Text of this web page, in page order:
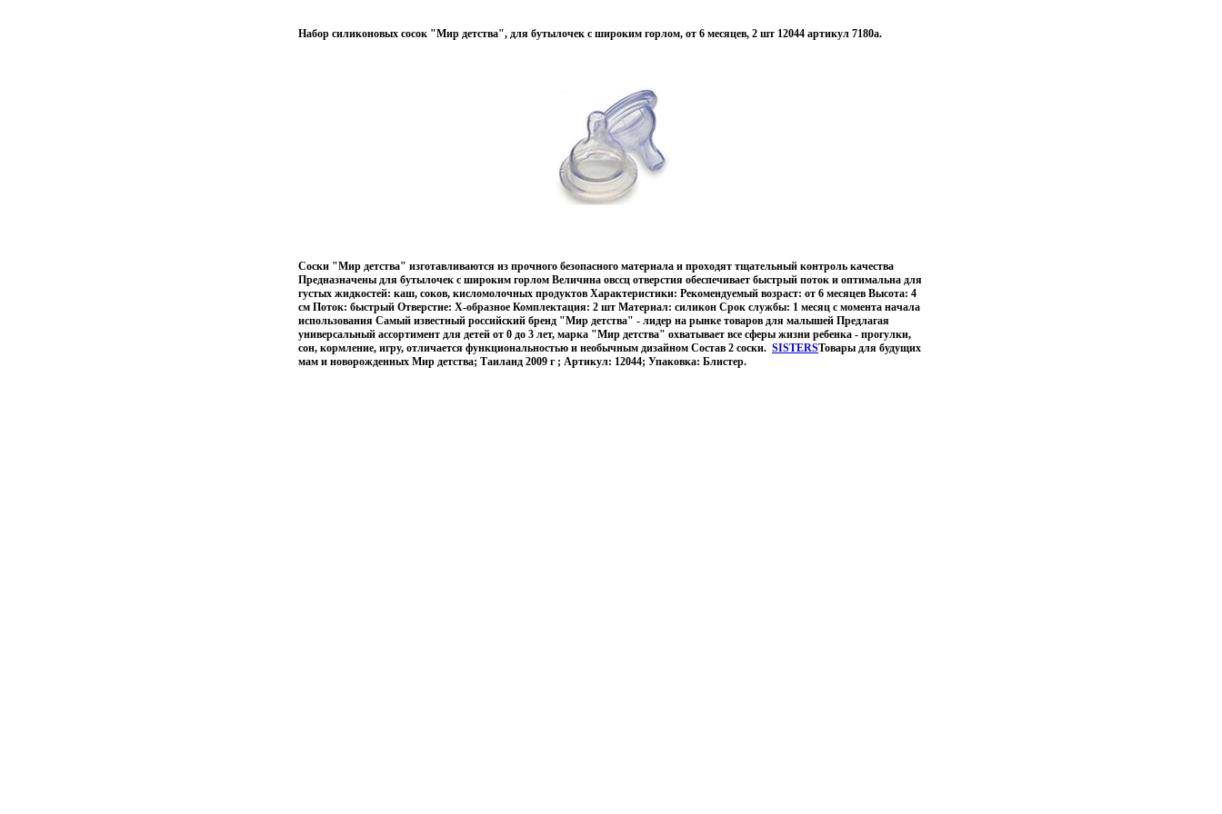
Набор силиконовых сосок "Мир детства", для бутылочек с широким горлом, от 6 месяцев, 2 шт 12044 артикул 7180a.
Соски "Мир детства" изготавливаются из прочного безопасного материала и проходят тщательный контроль качества
Предназначены для бутылочек с широким горлом Величина овссц отверстия обеспечивает быстрый поток и оптимальна для
густых жидкостей: каш, соков, кисломолочных продуктов Характеристики: Рекомендуемый возраст: от 6 месяцев Высота: 4
см Поток: быстрый Отверстие: Х-образное Комплектация: 2 шт Материал: силикон Срок службы: 1 месяц с момента начала
использования Самый известный российский бренд "Мир детства" - лидер на рынке товаров для малышей Предлагая
универсальный ассортимент для детей от 0 до 3 лет, марка "Мир детства" охватывает все сферы жизни ребенка - прогулки,
сон, кормление, игру, отличается функциональностью и необычным дизайном Состав 2 соски. SISTERSТовары для будущих
мам и новорожденных Мир детства; Таиланд 2009 г ; Артикул: 12044; Упаковка: Блистер.